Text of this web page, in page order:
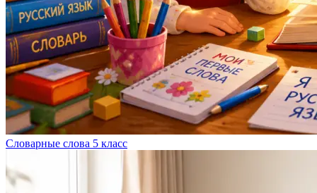
Словарные слова 5 класс